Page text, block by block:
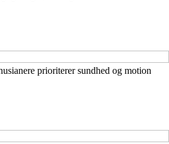
prioriterer sundhed og motion